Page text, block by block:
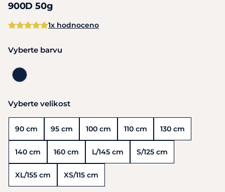
900D 50g
1x hodnoceno
Vyberte barvu
Vyberte velikost
90 cm 95 cm 100 cm 110 cm 130 cm
140 cm 160 cm L/145 cm S/125 cm
XL/155 cm XS/115 cm